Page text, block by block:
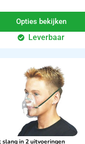
Opties bekijken
Leverbaar
in 2 uitvoeringen